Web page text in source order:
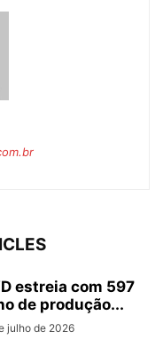
estreia com 597
de produção...
julho de 2026